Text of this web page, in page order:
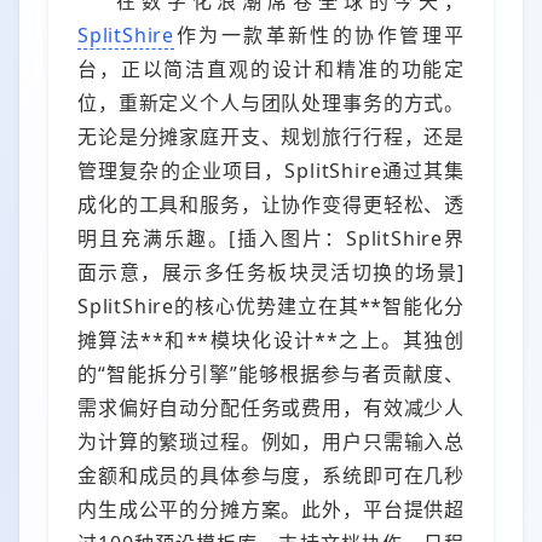
SplitShire作为一款革新性的协作管理平
台，正以简洁直观的设计和精准的功能定
位，重新定义个人与团队处理事务的方式。
无论是分摊家庭开支、规划旅行行程，还是
管理复杂的企业项目，SplitShire通过其集
成化的工具和服务，让协作变得更轻松、透
明且充满乐趣。[插入图片：SplitShire界
面示意，展示多任务板块灵活切换的场景]
SplitShire的核心优势建立在其**智能化分
摊算法**和**模块化设计**之上。其独创
的“智能拆分引擎”能够根据参与者贡献度、
需求偏好自动分配任务或费用，有效减少人
为计算的繁琐过程。例如，用户只需输入总
金额和成员的具体参与度，系统即可在几秒
内生成公平的分摊方案。此外，平台提供超